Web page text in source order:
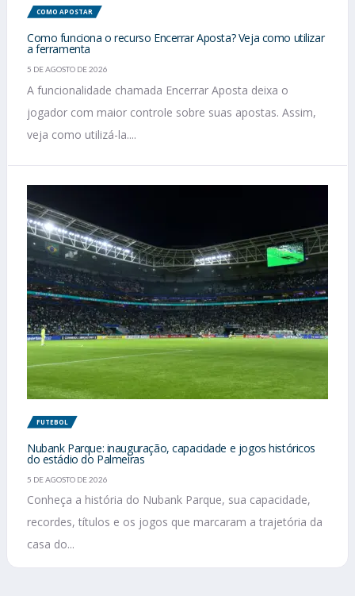
COMO APOSTAR
Como funciona o recurso Encerrar Aposta? Veja como utilizar
a ferramenta
5 DE AGOSTO DE 2026
A funcionalidade chamada Encerrar Aposta deixa o
jogador com maior controle sobre suas apostas. Assim,
veja como utilizá-la....
FUTEBOL
Nubank Parque: inauguração, capacidade e jogos históricos
do estádio do Palmeiras
5 DE AGOSTO DE 2026
Conheça a história do Nubank Parque, sua capacidade,
recordes, títulos e os jogos que marcaram a trajetória da
casa do...